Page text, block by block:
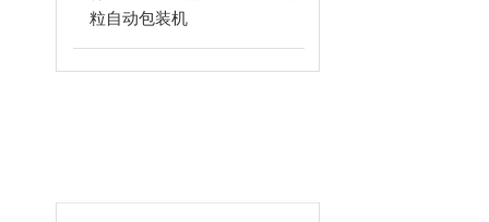
粒自动包装机